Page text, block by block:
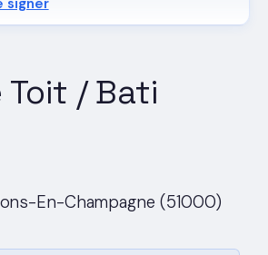
Toit / Bati
En-Champagne (51000)
signer